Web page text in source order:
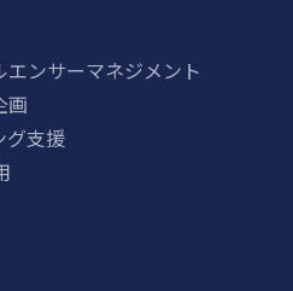
ンサーマネジメント
画
グ支援